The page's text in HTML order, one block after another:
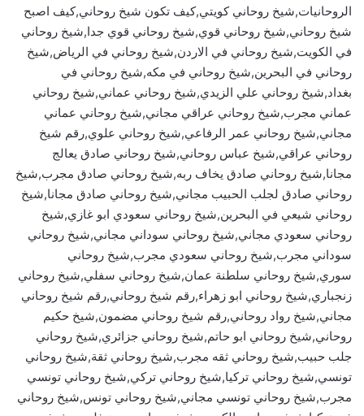
الروحانيات,شيخ روحاني كويتي,كيف تكون شيخ روحاني,كيف اصبح
شيخ روحاني,شيخ روحاني قوي,شيخ روحاني قوي جدا,شيخ روحاني
في الكويت,شيخ روحاني في الاردن,شيخ روحاني في الرياض,شيخ
روحاني في البحرين,شيخ روحاني في مكه,شيخ روحاني في
بغداد,شيخ روحاني علي الزيدي,شيخ روحاني عماني,شيخ روحاني
عماني مجرب,شيخ روحاني عراقي مجاني,شيخ روحاني عماني
مجاني,شيخ روحاني عمر الرفاعي,شيخ روحاني علوي,رقم شيخ
روحاني عراقي,شيخ عباس روحاني,شيخ روحاني صادق يعالج
مجانا,شيخ روحاني صادق يخاف ربه,شيخ روحاني صادق مجرب,شيخ
روحاني صادق لجلب الحبيب مجاني,شيخ روحاني صادق مجانا,شيخ
روحاني شيعي في البحرين,شيخ روحاني سعودي ابو غازي,شيخ
روحاني سعودي مجاني,شيخ روحاني سوداني مجاني,شيخ روحاني
سوداني مجرب,شيخ روحاني سعودي مجرب,شيخ روحاني
سوري,شيخ روحاني سلطنة عمان,شيخ روحاني سفلي,شيخ روحاني
زنجباري,شيخ روحاني ابو زهراء,رقم شيخ روحاني,رقم شيخ روحاني
مجاني,شيخ رواد روحاني,رقم شيخ روحاني مضمون,شيخ حكيم
روحاني,شيخ روحاني ابو حاتم,شيخ روحاني جزائري,شيخ روحاني
جلب حبيب,شيخ روحاني ثقه مجرب,شيخ روحاني ثقة,شيخ روحاني
تونسي,شيخ روحاني تركيا,شيخ روحاني تركي,شيخ روحاني تونسي
مجرب,شيخ روحاني تونسي مجاني,شيخ روحاني تونس,شيخ روحاني